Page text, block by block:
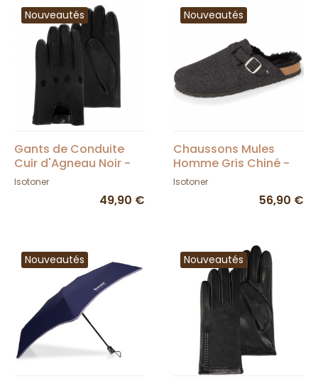
Nouveautés
Gants de Conduite
Cuir d'Agneau Noir -
Isotoner
Isotoner
49,90 €
Nouveautés
Chaussons Mules
Homme Gris Chiné -
Isotoner
Isotoner
56,90 €
Nouveautés Nouveautés